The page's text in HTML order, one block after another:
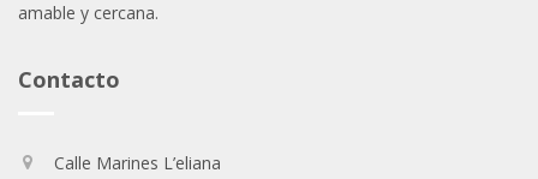
amable y cercana.
Contacto
Calle Marines L’eliana